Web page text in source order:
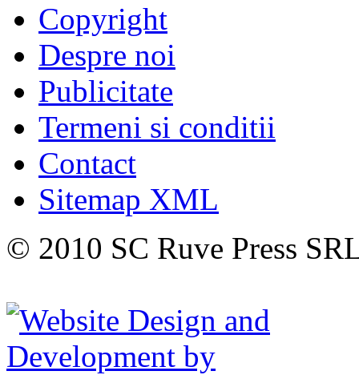
Copyright
Despre noi
Publicitate
Termeni si conditii
Contact
Sitemap XML
© 2010 SC Ruve Press